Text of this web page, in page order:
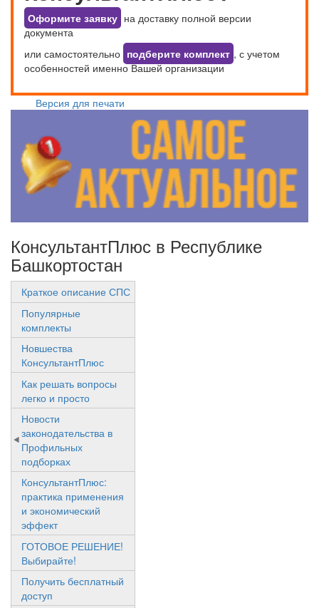
Оформите заявку на доставку полной версии
документа
или самостоятельно подберите комплект , с учетом
особенностей именно Вашей организации
Версия для печати
КонсультантПлюс в Республике
Башкортостан
Краткое описание СПС
Популярные
комплекты
Новшества
КонсультантПлюс
Как решать вопросы
легко и просто
Новости
законодательства в
Профильных
подборках
КонсультантПлюс:
практика применения
и экономический
эффект
ГОТОВОЕ РЕШЕНИЕ!
Выбирайте!
Получить бесплатный
доступ